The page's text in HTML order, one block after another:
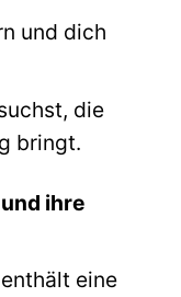
und dich
die
bringt.
ihre
eine